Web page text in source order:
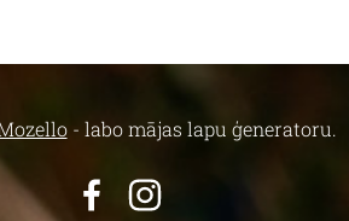
- labo mājas lapu ģeneratoru.